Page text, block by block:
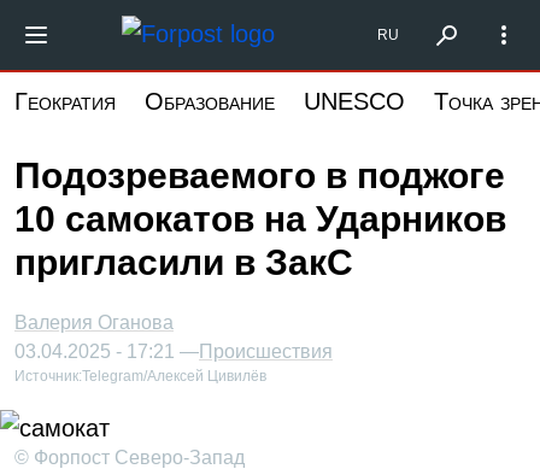
основному
Форпост Северо-Запад
RU
Геократия Образование UNESCO Точка
Подозреваемого в поджоге
10 самокатов на Ударников
пригласили в ЗакС
Валерия Оганова
03.04.2025 - 17:21 —Происшествия
Источник:Telegram/Алексей Цивилёв
© Форпост Северо-Запад